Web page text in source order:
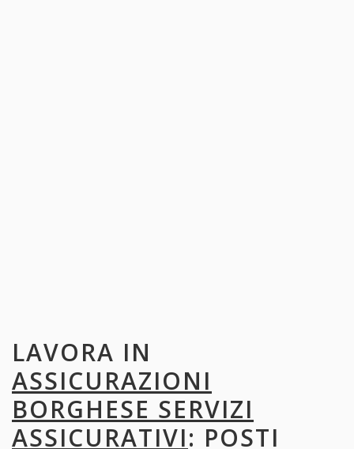
LAVORA IN
ASSICURAZIONI
BORGHESE SERVIZI
ASSICURATIVI: POSTI